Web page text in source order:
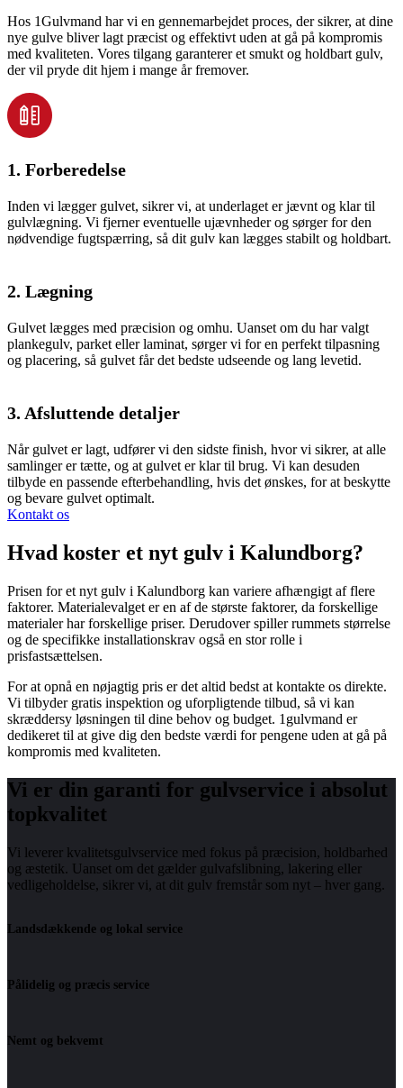
Hos 1Gulvmand har vi en gennemarbejdet proces, der sikrer, at dine
nye gulve bliver lagt præcist og effektivt uden at gå på kompromis
med kvaliteten. Vores tilgang garanterer et smukt og holdbart gulv,
der vil pryde dit hjem i mange år fremover.
1. Forberedelse
Inden vi lægger gulvet, sikrer vi, at underlaget er jævnt og klar til
gulvlægning. Vi fjerner eventuelle ujævnheder og sørger for den
nødvendige fugtspærring, så dit gulv kan lægges stabilt og holdbart.
2. Lægning
Gulvet lægges med præcision og omhu. Uanset om du har valgt
plankegulv, parket eller laminat, sørger vi for en perfekt tilpasning
og placering, så gulvet får det bedste udseende og lang levetid.
3. Afsluttende detaljer
Når gulvet er lagt, udfører vi den sidste finish, hvor vi sikrer, at alle
samlinger er tætte, og at gulvet er klar til brug. Vi kan desuden
tilbyde en passende efterbehandling, hvis det ønskes, for at beskytte
og bevare gulvet optimalt.
Kontakt os
Hvad koster et nyt gulv i Kalundborg?
Prisen for et nyt gulv i Kalundborg kan variere afhængigt af flere
faktorer. Materialevalget er en af de største faktorer, da forskellige
materialer har forskellige priser. Derudover spiller rummets størrelse
og de specifikke installationskrav også en stor rolle i
prisfastsættelsen.
For at opnå en nøjagtig pris er det altid bedst at kontakte os direkte.
Vi tilbyder gratis inspektion og uforpligtende tilbud, så vi kan
skræddersy løsningen til dine behov og budget. 1gulvmand er
dedikeret til at give dig den bedste værdi for pengene uden at gå på
kompromis med kvaliteten.
Vi er din garanti for gulvservice i absolut
topkvalitet
Vi leverer kvalitetsgulvservice med fokus på præcision, holdbarhed
og æstetik. Uanset om det gælder gulvafslibning, lakering eller
vedligeholdelse, sikrer vi, at dit gulv fremstår som nyt – hver gang.
Landsdækkende og lokal service
Pålidelig og præcis service
Nemt og bekvemt